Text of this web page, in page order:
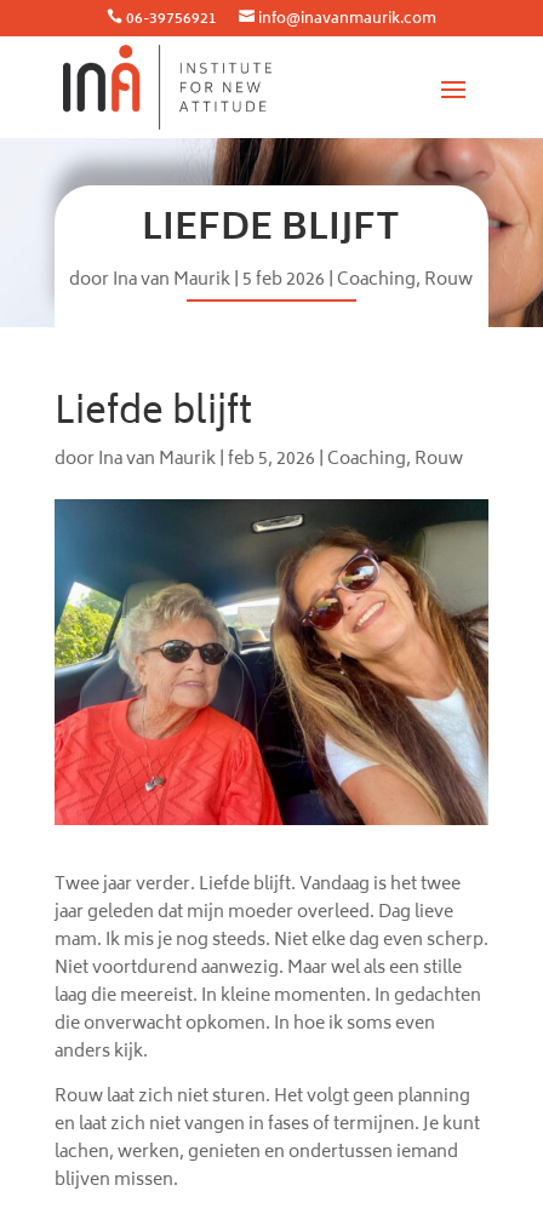
 06-39756921  info@inavanmaurik.com
LIEFDE BLIJFT
doorIna van Maurik| 5 feb 2026 |Coaching, Rouw
Liefde blijft
doorIna van Maurik|feb 5, 2026 |Coaching, Rouw
Twee jaar verder. Liefde blijft. Vandaag is het twee
jaar geleden dat mijn moeder overleed. Dag lieve
mam. Ik mis je nog steeds. Niet elke dag even scherp.
Niet voortdurend aanwezig. Maar wel als een stille
laag die meereist. In kleine momenten. In gedachten
die onverwacht opkomen. In hoe ik soms even
anders kijk.
Rouw laat zich niet sturen. Het volgt geen planning
en laat zich niet vangen in fases of termijnen. Je kunt
lachen, werken, genieten en ondertussen iemand
blijven missen.